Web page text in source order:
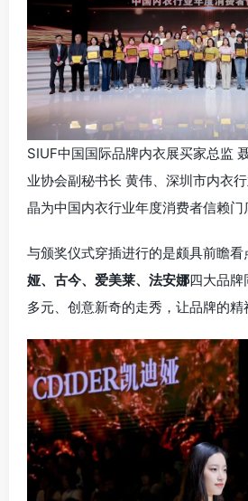
SIUF中国国际品牌内衣展买家总监
业协会副秘书长 黄伟、深圳市内衣
晶为中国内衣行业年度消费者信赖门
与颁奖仪式穿插进行的是颇具前瞻看
娅、古今、爱美莱、法安娜四大品牌
多元、创意新奇的走秀，让品牌的精